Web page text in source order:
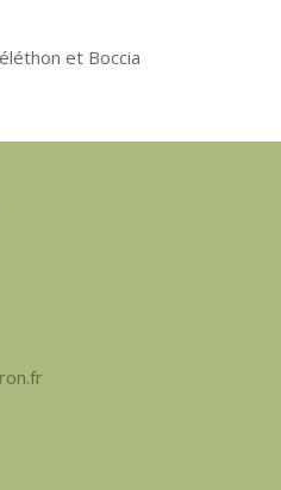
et Boccia